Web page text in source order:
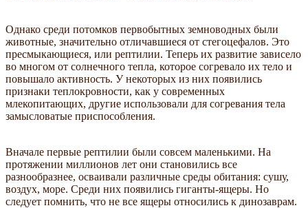
Однако среди потомков первобытных земноводных были
животные, значительно отличавшиеся от стегоцефалов. Это
пресмыкающиеся, или рептилии. Теперь их развитие зависело
во многом от солнечного тепла, которое согревало их тело и
повышало активность. У некоторых из них появились
признаки теплокровности, как у современных
млекопитающих, другие использовали для согревания тела
замысловатые приспособления.
Вначале первые рептилии были совсем маленькими. На
протяжении миллионов лет они становились все
разнообразнее, осваивали различные среды обитания: сушу,
воздух, море. Среди них появились гиганты-ящеры. Но
следует помнить, что не все ящеры относились к динозаврам.